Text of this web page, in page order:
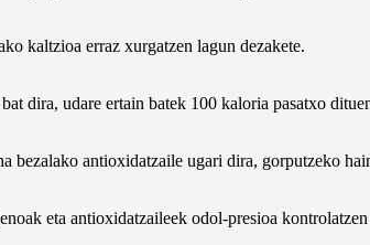
kaltzioa erraz xurgatzen lagun dezakete.
dira, udare ertain batek 100 kaloria pasatxo
bezalako antioxidatzaile ugari dira, gorputzeko
eta antioxidatzaileek odol-presioa